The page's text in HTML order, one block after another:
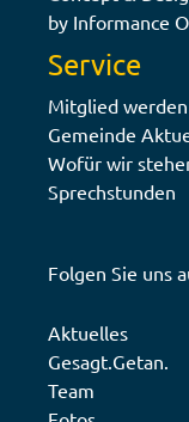
by Informance
Service
Mitglied werden
Gemeinde
Wofür wir
Sprechstunden
Folgen Sie uns
Aktuelles
Gesagt.Getan.
Team